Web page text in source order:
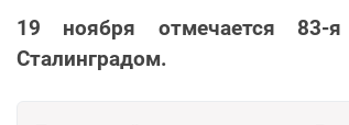
19 ноября отмечается 83-я
Сталинградом.